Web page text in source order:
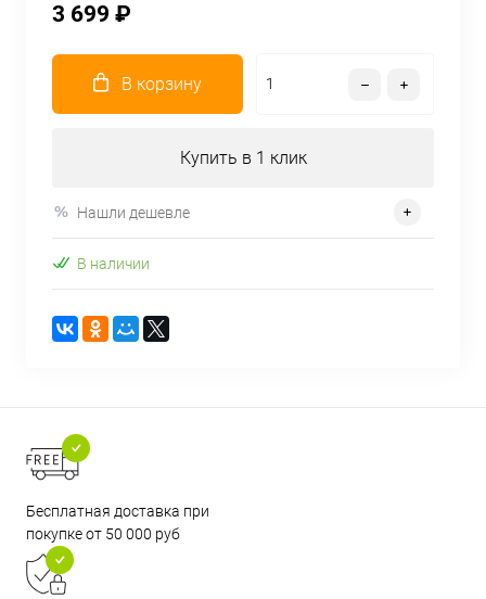
3 699 ₽
В корзину
Купить в 1 клик
Нашли дешевле
В наличии
Бесплатная доставка при
покупке от 50 000 руб